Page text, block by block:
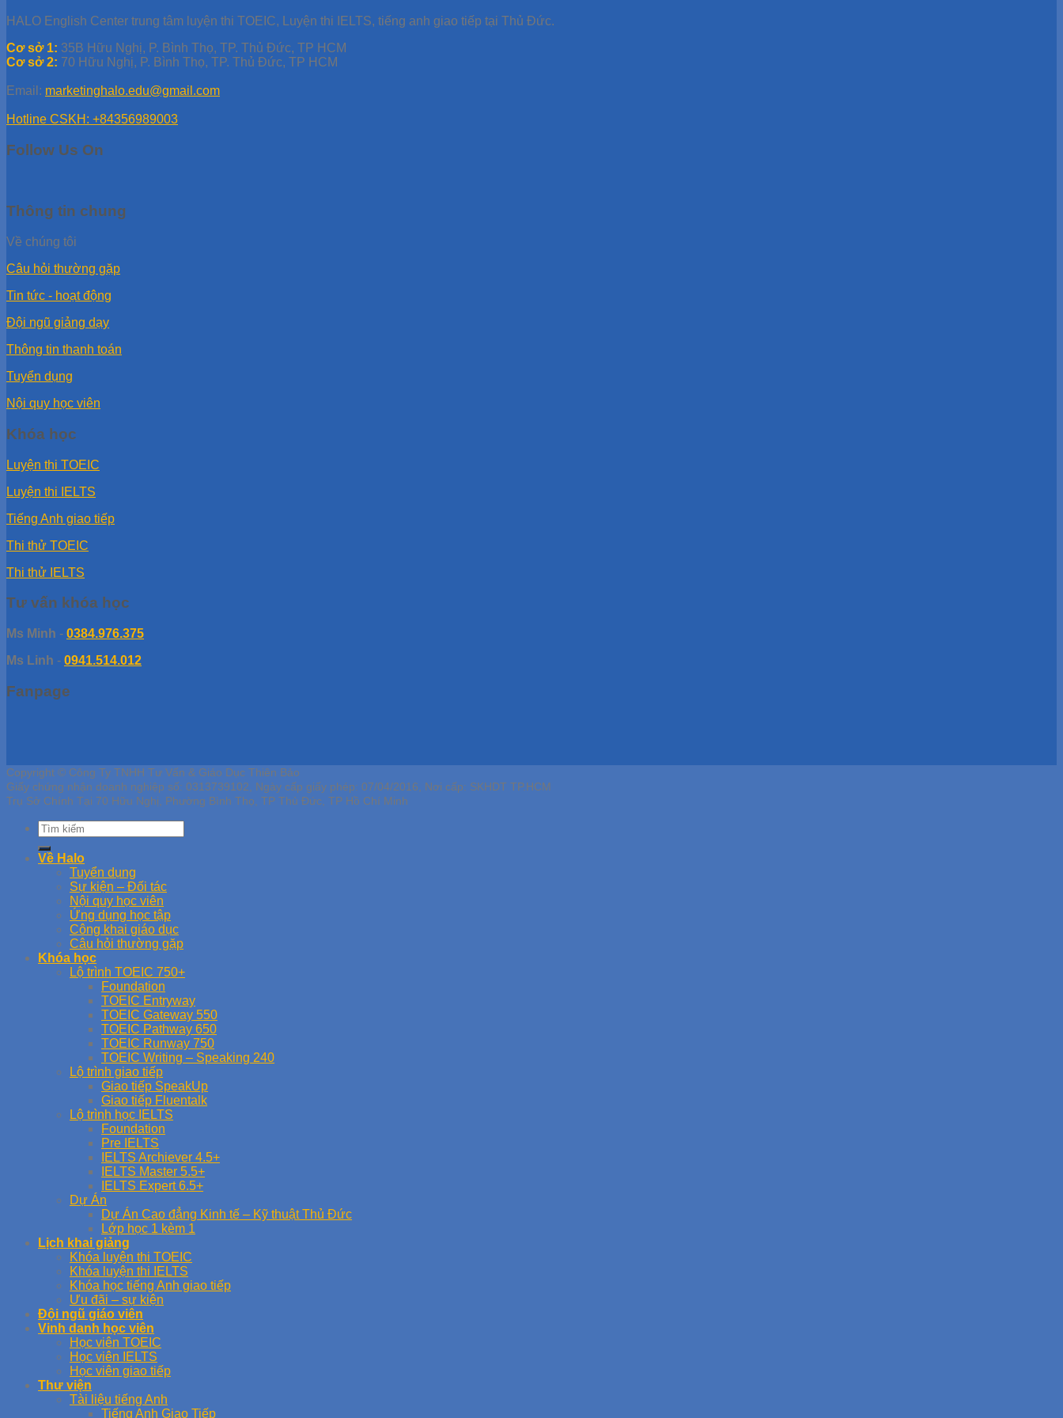
HALO English Center trung tâm luyện thi TOEIC, Luyện thi IELTS, tiếng anh giao tiếp tại Thủ Đức.
Cơ sở 1: 35B Hữu Nghị, P. Bình Thọ, TP. Thủ Đức, TP HCM
Cơ sở 2: 70 Hữu Nghị, P. Bình Thọ, TP. Thủ Đức, TP HCM
Email: marketinghalo.edu@gmail.com
Hotline CSKH: +84356989003
Follow Us On
Thông tin chung
Về chúng tôi
Câu hỏi thường gặp
Tin tức - hoạt động
Đội ngũ giảng dạy
Thông tin thanh toán
Tuyển dụng
Nội quy học viên
Khóa học
Luyện thi TOEIC
Luyện thi IELTS
Tiếng Anh giao tiếp
Thi thử TOEIC
Thi thử IELTS
Tư vấn khóa học
Ms Minh - 0384.976.375
Ms Linh - 0941.514.012
Fanpage
Copyright © Công Ty TNHH Tư Vấn & Giáo Dục Thiên Bảo
Giấy chứng nhận doanh nghiệp số: 0313739102, Ngày cấp giấy phép: 07/04/2016, Nơi cấp: SKHDT TP.HCM
Trụ Sở Chính Tại 70 Hữu Nghị, Phường Bình Thọ, TP Thủ Đức, TP Hồ Chí Minh
Về Halo
Tuyển dụng
Sự kiện – Đối tác
Nội quy học viên
Ứng dụng học tập
Công khai giáo dục
Câu hỏi thường gặp
Khóa học
Lộ trình TOEIC 750+
Foundation
TOEIC Entryway
TOEIC Gateway 550
TOEIC Pathway 650
TOEIC Runway 750
TOEIC Writing – Speaking 240
Lộ trình giao tiếp
Giao tiếp SpeakUp
Giao tiếp Fluentalk
Lộ trình học IELTS
Foundation
Pre IELTS
IELTS Archiever 4.5+
IELTS Master 5.5+
IELTS Expert 6.5+
Dự Án
Dự Án Cao đẳng Kinh tế – Kỹ thuật Thủ Đức
Lớp học 1 kèm 1
Lịch khai giảng
Khóa luyện thi TOEIC
Khóa luyện thi IELTS
Khóa học tiếng Anh giao tiếp
Ưu đãi – sự kiện
Đội ngũ giáo viên
Vinh danh học viên
Học viên TOEIC
Học viên IELTS
Học viên giao tiếp
Thư viện
Tài liệu tiếng Anh
Tiếng Anh Giao Tiếp